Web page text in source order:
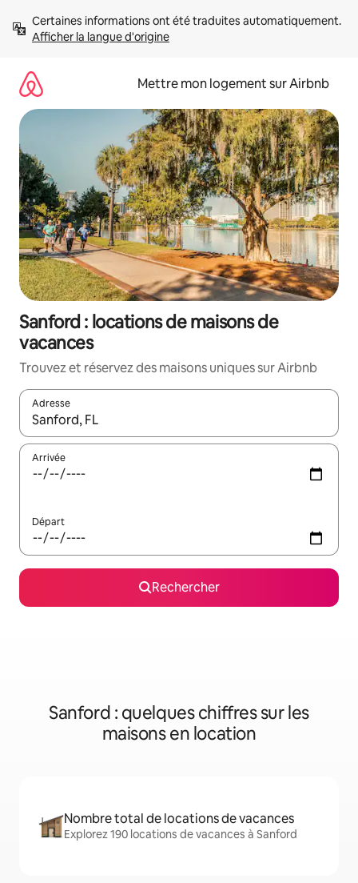
directement
Afficher la langue d'origine
Mettre mon logement sur Airbnb
Sanford : locations de maisons de
vacances
Trouvez et réservez des maisons uniques sur Airbnb
Adresse
Lorsque les résultats s'affichent, utilisez les flèches vers le
Arrivée
Départ
Rechercher
Sanford : quelques chiffres sur les
maisons en location
Nombre total de locations de vacances
Explorez 190 locations de vacances à Sanford